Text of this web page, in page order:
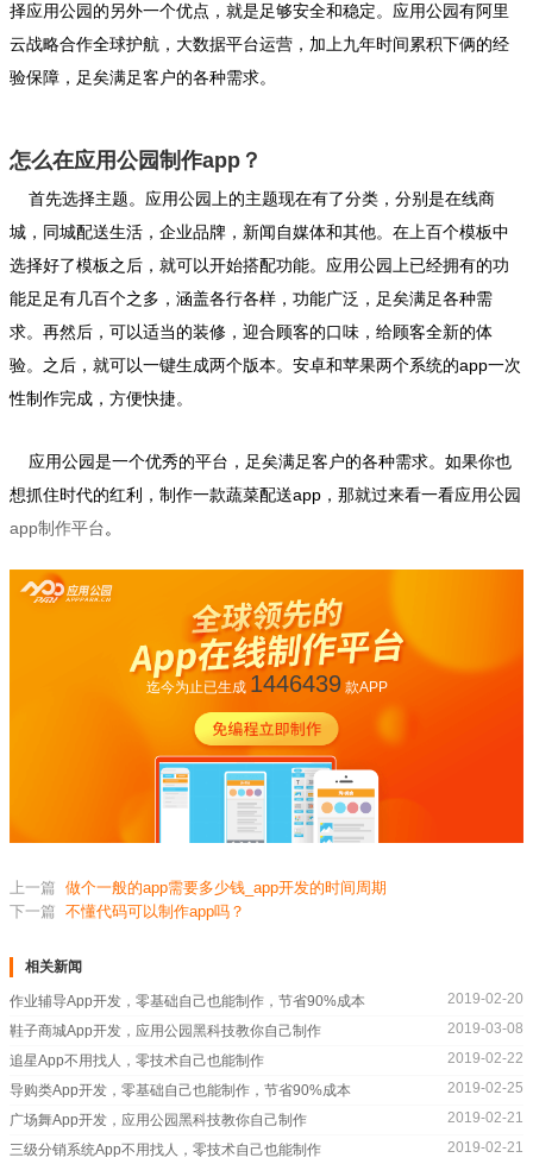
择应用公园的另外一个优点，就是足够安全和稳定。应用公园有阿里
云战略合作全球护航，大数据平台运营，加上九年时间累积下俩的经
验保障，足矣满足客户的各种需求。
怎么在应用公园制作app？
首先选择主题。应用公园上的主题现在有了分类，分别是在线商
城，同城配送生活，企业品牌，新闻自媒体和其他。在上百个模板中
选择好了模板之后，就可以开始搭配功能。应用公园上已经拥有的功
能足足有几百个之多，涵盖各行各样，功能广泛，足矣满足各种需
求。再然后，可以适当的装修，迎合顾客的口味，给顾客全新的体
验。之后，就可以一键生成两个版本。安卓和苹果两个系统的app一次
性制作完成，方便快捷。
应用公园是一个优秀的平台，足矣满足客户的各种需求。如果你也
想抓住时代的红利，制作一款蔬菜配送app，那就过来看一看应用公园
app制作平台。
迄今为止已生成 1446439款APP
上一篇 做个一般的app需要多少钱_app开发的时间周期
下一篇 不懂代码可以制作app吗？
相关新闻
作业辅导App开发，零基础自己也能制作，节省90%成本
2019-02-20
鞋子商城App开发，应用公园黑科技教你自己制作
2019-03-08
追星App不用找人，零技术自己也能制作
2019-02-22
导购类App开发，零基础自己也能制作，节省90%成本
2019-02-25
广场舞App开发，应用公园黑科技教你自己制作
2019-02-21
三级分销系统App不用找人，零技术自己也能制作
2019-02-21